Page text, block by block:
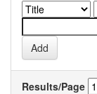
Results/Page